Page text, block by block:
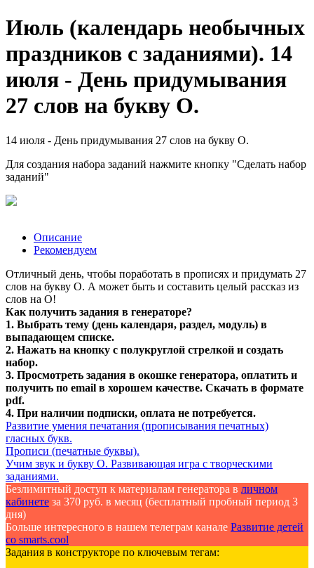
Июль (календарь необычных
праздников с заданиями). 14
июля - День придумывания
27 слов на букву О.
14 июля - День придумывания 27 слов на букву О.
Для создания набора заданий нажмите кнопку "Сделать набор
заданий"
Описание
Рекомендуем
Отличный день, чтобы поработать в прописях и придумать 27
слов на букву О. А может быть и составить целый рассказ из
слов на О!
Как получить задания в генераторе?
1. Выбрать тему (день календаря, раздел, модуль) в
выпадающем списке.
2. Нажать на кнопку с полукруглой стрелкой и создать
набор.
3. Просмотреть задания в окошке генератора, оплатить и
получить по email в хорошем качестве. Скачать в формате
pdf.
4. При наличии подписки, оплата не потребуется.
Развитие умения печатания (прописывания печатных)
гласных букв.
Прописи (печатные буквы).
Учим звук и букву О. Развивающая игра с творческими
заданиями.
Безлимитный доступ к материалам генератора в личном
кабинете за 370 руб. в месяц (бесплатный пробный период 3
дня)
Больше интересного в нашем телеграм канале Развитие детей
со smarts.cool
Задания в конструкторе по ключевым тегам: